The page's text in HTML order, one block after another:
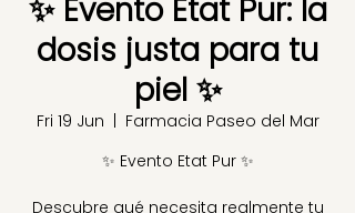
✨ Evento Etat Pur: la
dosis justa para tu
piel ✨
Fri 19 Jun
Farmacia Paseo del Mar
✨ Evento Etat Pur ✨
Descubre qué necesita realmente tu